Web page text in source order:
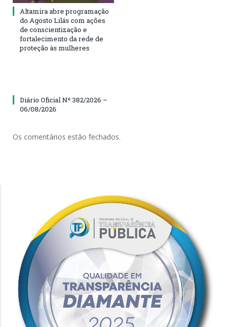
Altamira abre programação
do Agosto Lilás com ações
de conscientização e
fortalecimento da rede de
proteção às mulheres
Diário Oficial Nº 382/2026 –
06/08/2026
Os comentários estão fechados.